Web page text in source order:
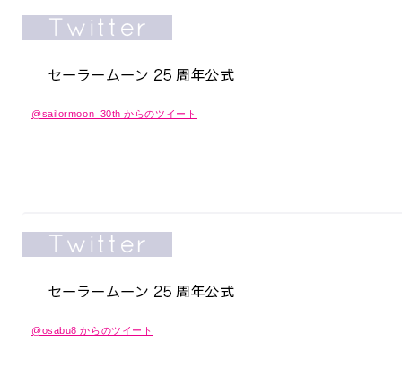
@sailormoon_30th からのツイート
@osabu8 からのツイート